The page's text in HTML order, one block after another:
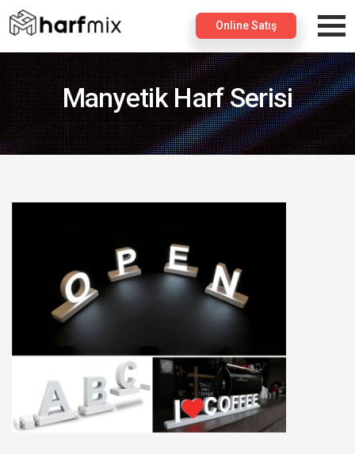
×
Online Satış
Manyetik Harf Serisi